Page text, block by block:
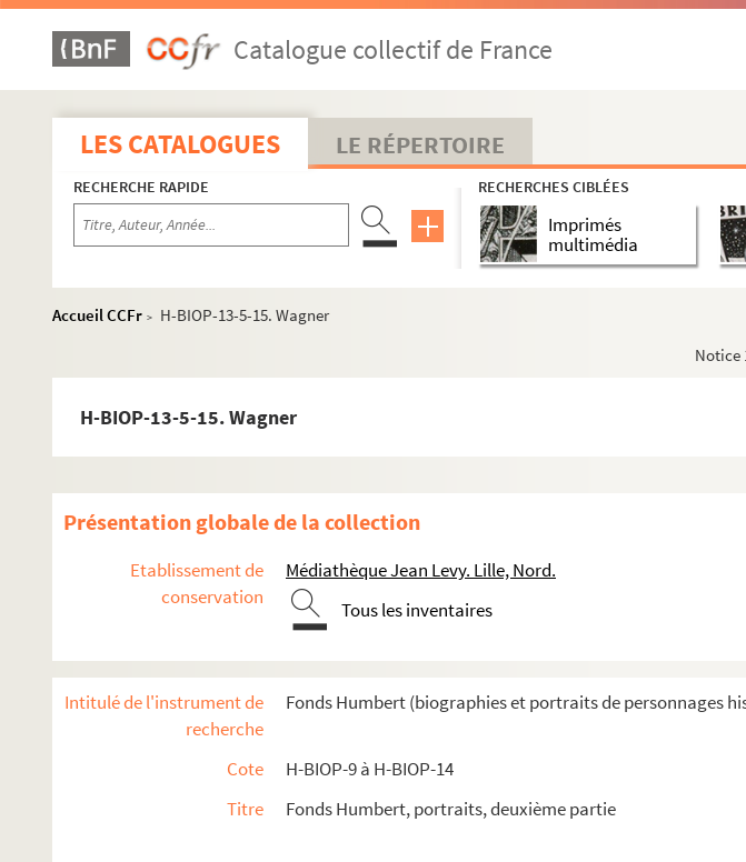
Catalogue collectif de France
LES CATALOGUES LE RÉPERTOIRE
RECHERCHE RAPIDE RECHERCHES CIBLÉES
Imprimés
multimédia
Accueil CCFr >
H-BIOP-13-5-15. Wagner
Notice
H-BIOP-13-5-15. Wagner
Présentation globale de la collection
Etablissement de
conservation
Médiathèque Jean Levy. Lille, Nord.
Tous les inventaires
Intitulé de l'instrument de
recherche
Fonds Humbert (biographies et portraits de personnages
Cote
H-BIOP-9 à H-BIOP-14
Titre
Fonds Humbert, portraits, deuxième partie
H-BIOP-10. Portraits des personnages lettrés
H-BIOP-11. Portraits des personnages de théâtre et du sport
H-BIOP-13. Portraits de musiciens
H-BIOP-13-1. Musiciens dont le nom commence par A, B et C